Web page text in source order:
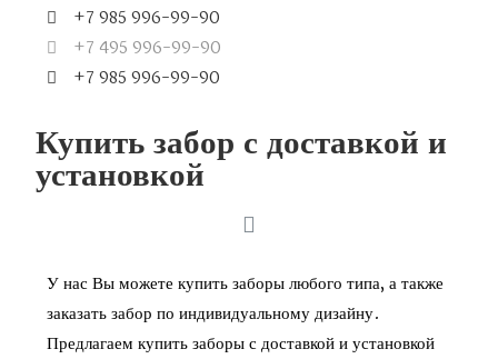
+7 985 996-99-90
+7 495 996-99-90
+7 985 996-99-90
Купить забор с доставкой и
установкой
У нас Вы можете купить заборы любого типа, а также
заказать забор по индивидуальному дизайну.
Предлагаем купить заборы с доставкой и установкой